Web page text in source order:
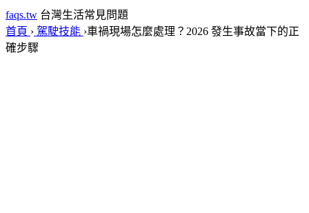
faqs.tw 台灣生活常見問題
首頁 › 駕駛技能 ›車禍現場怎麼處理？2026 發生事故當下的正
確步驟